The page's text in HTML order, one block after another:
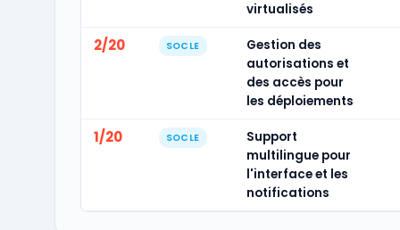
virtualisés
2/20 SOCLE
Gestion des
autorisations et
des accès pour
les déploiements
1/20 SOCLE
Support
multilingue pour
l'interface et les
notifications